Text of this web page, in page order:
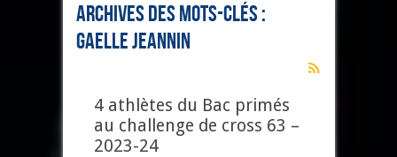
Archives des mots-clés :
Gaelle Jeannin
4 athlètes du Bac primés
au challenge de cross 63 –
2023-24